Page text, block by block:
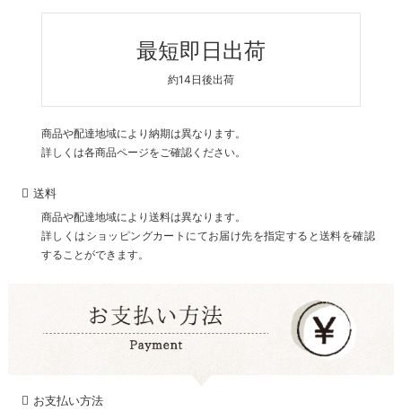
最短即日出荷
約14日後出荷
商品や配達地域により納期は異なります。
詳しくは各商品ページをご確認ください。
送料
商品や配達地域により送料は異なります。
詳しくはショッピングカートにてお届け先を指定すると送料を確認
することができます。
お支払い方法